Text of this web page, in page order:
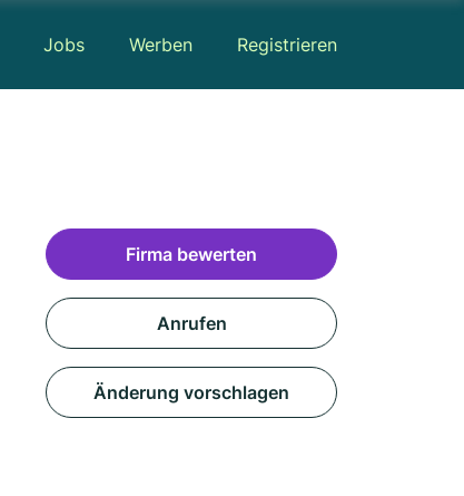
Jobs Werben Registrieren
Firma bewerten
Anrufen
Änderung vorschlagen